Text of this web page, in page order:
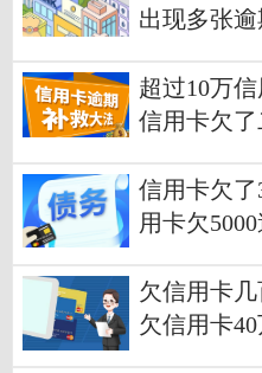
出现多张逾
超过10万
信用卡欠
信用卡欠
用卡欠
欠信用卡
欠信用卡